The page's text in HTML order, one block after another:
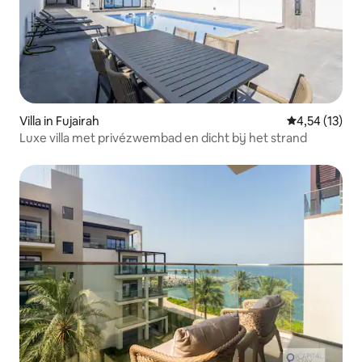
Villa in Fujairah Gemiddelde
4,54 (13)
Luxe villa met privézwembad en dicht bij het strand